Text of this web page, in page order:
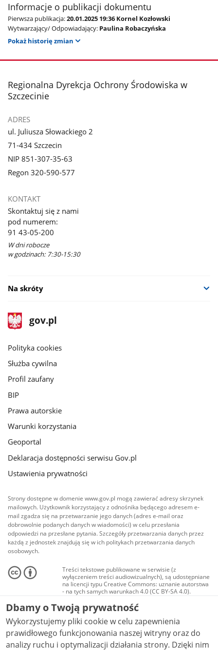
Informacje o publikacji dokumentu
Pierwsza publikacja:20.01.2025 19:36 Kornel Kozłowski
Wytwarzający/ Odpowiadający: Paulina Robaczyńska
Pokaż historię zmian
stopka
Regionalna Dyrekcja Ochrony Środowiska w
Szczecinie
ADRES
ul. Juliusza Słowackiego 2
71-434 Szczecin
NIP 851-307-35-63
Regon 320-590-577
KONTAKT
Skontaktuj się z nami
pod numerem:
91 43-05-200
W dni robocze
w godzinach: 7:30-15:30
Na skróty
stopka
gov.pl
Strona
gov.pl
gov.pl
Polityka cookies
Służba cywilna
Profil zaufany
BIP
Prawa autorskie
Warunki korzystania
Geoportal
Deklaracja dostępności serwisu Gov.pl
Ustawienia prywatności
Strony dostępne w domenie www.gov.pl mogą zawierać adresy skrzynek
mailowych. Użytkownik korzystający z odnośnika będącego adresem e-
mail zgadza się na przetwarzanie jego danych (adres e-mail oraz
dobrowolnie podanych danych w wiadomości) w celu przesłania
odpowiedzi na przesłane pytania. Szczegóły przetwarzania danych przez
każdą z jednostek znajdują się w ich politykach przetwarzania danych
osobowych.
Treści tekstowe publikowane w serwisie (z
wyłączeniem treści audiowizualnych), są udostępniane
na licencji typu Creative Commons: uznanie autorstwa
- na tych samych warunkach 4.0 (CC BY-SA 4.0).
Materiały audiowizualne, w tym zdjęcia, materiały
audio i wideo, są udostępniane na licencji typu
Creative Commons: uznanie autorstwa użycie
niekomercyjne - bez utworów zależnych 4.0 (CC BY-
NC-ND 4.0), o ile nie jest to stwierdzone inaczej.
Dbamy o Twoją prywatność
Wykorzystujemy pliki cookie w celu zapewnienia
prawidłowego funkcjonowania naszej witryny oraz do
analizy ruchu i optymalizacji działania strony. Dzięki nim